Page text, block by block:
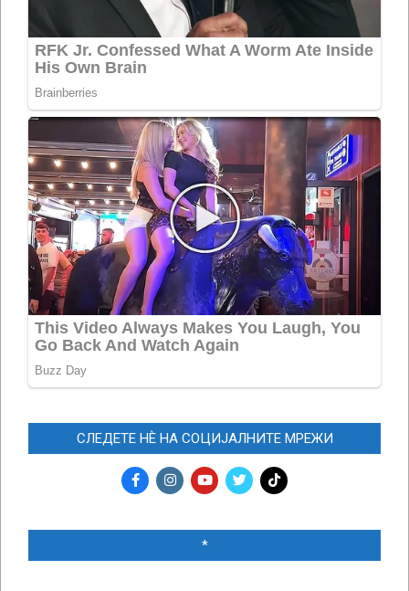
СЛЕДЕТЕ НЀ НА СОЦИЈАЛНИТЕ МРЕЖИ
*